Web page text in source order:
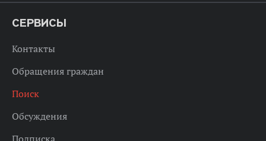
СЕРВИСЫ
Контакты
Обращения граждан
Поиск
Обсуждения
Подписка